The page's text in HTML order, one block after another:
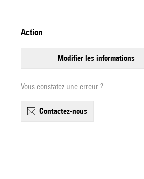
action
modifier les informations
Vous constatez une erreur ?
contactez-nous